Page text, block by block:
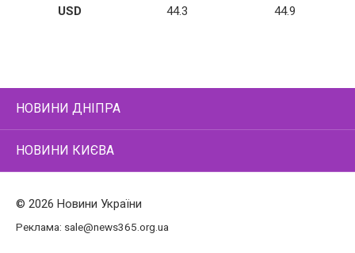
USD
44.3 44.9
НОВИНИ ДНІПРА
НОВИНИ КИЄВА
© 2026 Новини України
Реклама: sale@news365.org.ua